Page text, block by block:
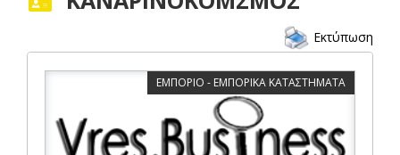
Εκτύπωση
ΕΜΠΟΡΙΟ - ΕΜΠΟΡΙΚΑ ΚΑΤΑΣΤΗΜΑΤΑ